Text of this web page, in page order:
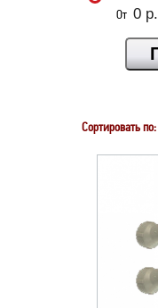
От
Сортировать по: